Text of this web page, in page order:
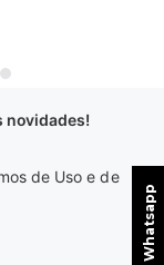
novidades!
de Uso e de